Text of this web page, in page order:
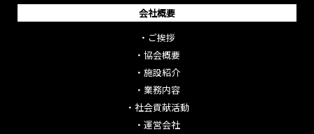
会社概要
・ ご挨拶
・ 協会概要
・ 施設紹介
・ 業務内容
・ 社会貢献活動
・ 運営会社